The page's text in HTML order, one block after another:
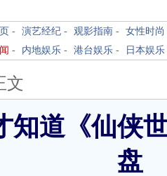
- 演艺经纪 - 观影指南 - 女性时尚
- 内地娱乐 - 港台娱乐 - 日本娱乐
文
知道《仙侠
盘